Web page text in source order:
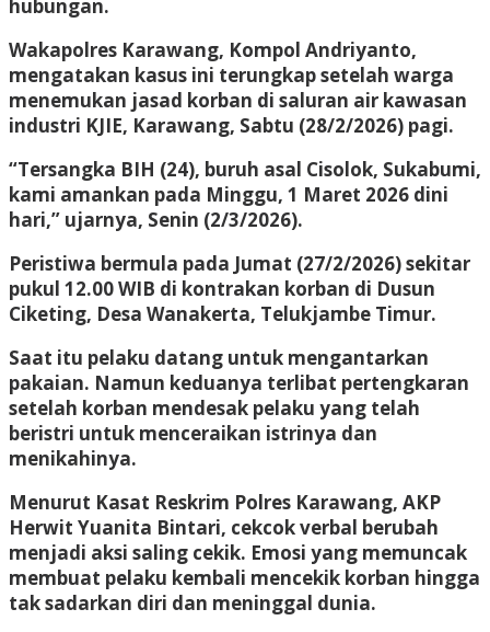
hubungan.
Wakapolres Karawang, Kompol Andriyanto,
mengatakan kasus ini terungkap setelah warga
menemukan jasad korban di saluran air kawasan
industri KJIE, Karawang, Sabtu (28/2/2026) pagi.
“Tersangka BIH (24), buruh asal Cisolok, Sukabumi,
kami amankan pada Minggu, 1 Maret 2026 dini
hari,” ujarnya, Senin (2/3/2026).
Peristiwa bermula pada Jumat (27/2/2026) sekitar
pukul 12.00 WIB di kontrakan korban di Dusun
Ciketing, Desa Wanakerta, Telukjambe Timur.
Saat itu pelaku datang untuk mengantarkan
pakaian. Namun keduanya terlibat pertengkaran
setelah korban mendesak pelaku yang telah
beristri untuk menceraikan istrinya dan
menikahinya.
Menurut Kasat Reskrim Polres Karawang, AKP
Herwit Yuanita Bintari, cekcok verbal berubah
menjadi aksi saling cekik. Emosi yang memuncak
membuat pelaku kembali mencekik korban hingga
tak sadarkan diri dan meninggal dunia.